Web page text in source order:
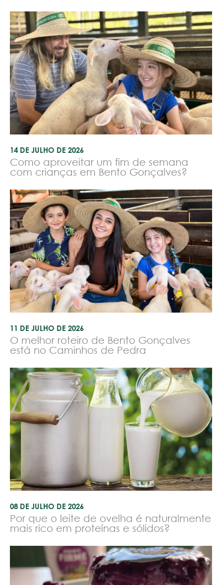
14 DE JULHO DE 2026
Como aproveitar um fim de semana
com crianças em Bento Gonçalves?
11 DE JULHO DE 2026
O melhor roteiro de Bento Gonçalves
está no Caminhos de Pedra
08 DE JULHO DE 2026
Por que o leite de ovelha é naturalmente
mais rico em proteínas e sólidos?